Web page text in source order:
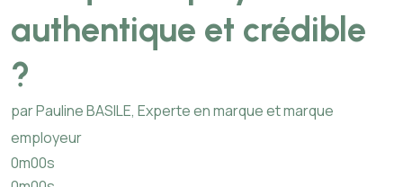
authentique et crédible
?
par Pauline BASILE, Experte en marque et marque
employeur
0m00s